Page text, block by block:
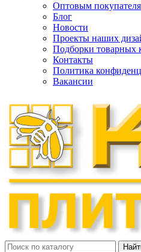
Оптовым
Блог
Новости
Проекты наших
Подборки товарных
Контакты
Политика
Вакансии